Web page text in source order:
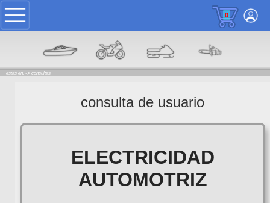
0
estas en: -> consultas
consulta de usuario
ELECTRICIDAD
AUTOMOTRIZ